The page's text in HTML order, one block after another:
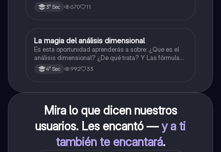
3° Sec 670 11
Física
La magia del análisis dimensional
Es esta oportunidad aprenderás a sobre: ¿Que es el
análisis dimensional? ¿De qué trata? Y Las fórmulas
de las magnitudes fundamentales y derivadas.
4° Sec 992 33
Mira lo que dicen nuestros
usuarios. Les encantó —y a ti
también te encantará.